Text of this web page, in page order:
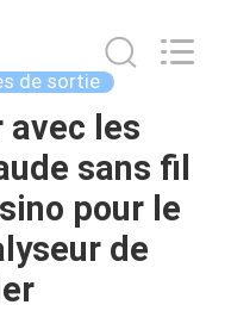
de sortie
avec les
sans fil
pour le
de